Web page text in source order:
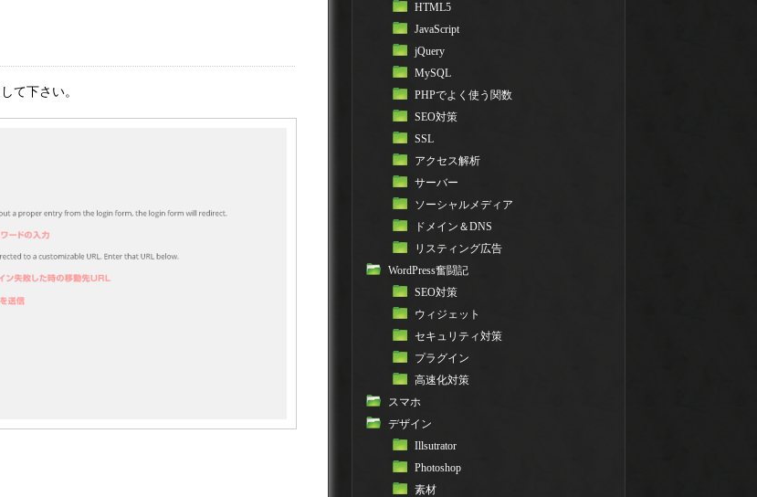
て下さい。
HTML5
JavaScript
jQuery
MySQL
PHPでよく使う関数
SEO対策
SSL
アクセス解析
サーバー
ソーシャルメディア
ドメイン＆DNS
リスティング広告
WordPress奮闘記
SEO対策
ウィジェット
セキュリティ対策
プラグイン
高速化対策
スマホ
デザイン
Illsutrator
Photoshop
素材